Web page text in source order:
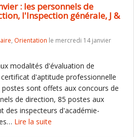
: les personnels de
l'Inspection générale, J &
, Orientation le mercredi 14 janvier
modalités d'évaluation de
d'aptitude professionnelle
postes sont offets aux concours de
de direction, 85 postes aux
des inspecteurs d'académie-
Lire la suite